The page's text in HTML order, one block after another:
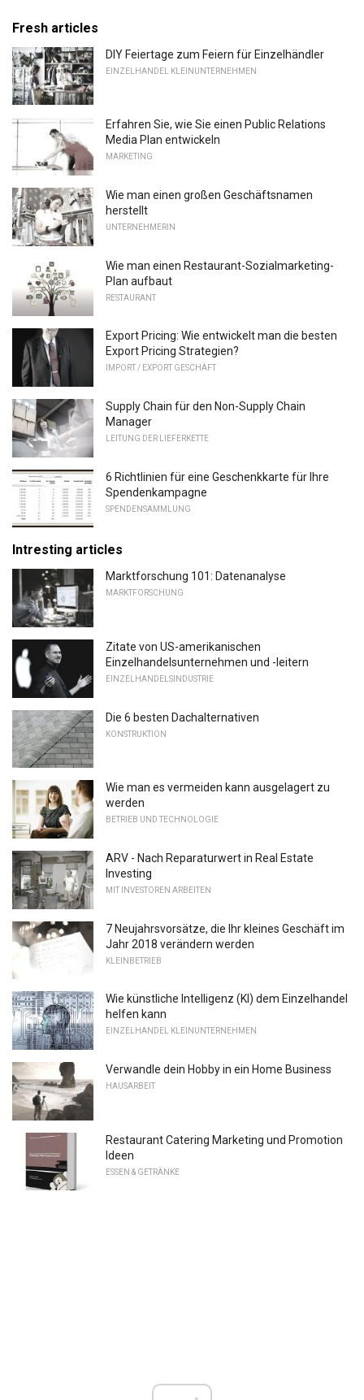
Fresh articles
DIY Feiertage zum Feiern für Einzelhändler
EINZELHANDEL KLEINUNTERNEHMEN
Erfahren Sie, wie Sie einen Public Relations
Media Plan entwickeln
MARKETING
Wie man einen großen Geschäftsnamen
herstellt
UNTERNEHMERIN
Wie man einen Restaurant-Sozialmarketing-
Plan aufbaut
RESTAURANT
Export Pricing: Wie entwickelt man die besten
Export Pricing Strategien?
IMPORT / EXPORT GESCHÄFT
Supply Chain für den Non-Supply Chain
Manager
LEITUNG DER LIEFERKETTE
6 Richtlinien für eine Geschenkkarte für Ihre
Spendenkampagne
SPENDENSAMMLUNG
Intresting articles
Marktforschung 101: Datenanalyse
MARKTFORSCHUNG
Zitate von US-amerikanischen
Einzelhandelsunternehmen und -leitern
EINZELHANDELSINDUSTRIE
Die 6 besten Dachalternativen
KONSTRUKTION
Wie man es vermeiden kann ausgelagert zu
werden
BETRIEB UND TECHNOLOGIE
ARV - Nach Reparaturwert in Real Estate
Investing
MIT INVESTOREN ARBEITEN
7 Neujahrsvorsätze, die Ihr kleines Geschäft im
Jahr 2018 verändern werden
KLEINBETRIEB
Wie künstliche Intelligenz (KI) dem Einzelhandel
helfen kann
EINZELHANDEL KLEINUNTERNEHMEN
Verwandle dein Hobby in ein Home Business
HAUSARBEIT
Restaurant Catering Marketing und Promotion
Ideen
ESSEN & GETRÄNKE